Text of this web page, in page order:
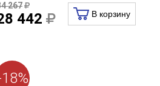
267
442 В корзину